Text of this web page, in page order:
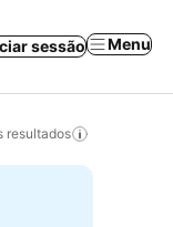
sessão Menu
resultados